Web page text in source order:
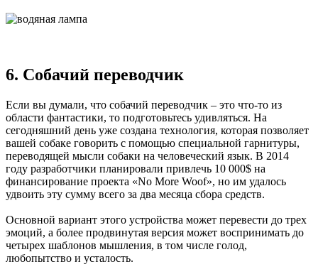
6. Собачий переводчик
Если вы думали, что собачий переводчик – это что-то из
области фантастики, то подготовьтесь удивляться. На
сегодняшний день уже создана технология, которая позволяет
вашей собаке говорить с помощью специальной гарнитуры,
переводящей мысли собаки на человеческий язык. В 2014
году разработчики планировали привлечь 10 000$ на
финансирование проекта «No More Woof», но им удалось
удвоить эту сумму всего за два месяца сбора средств.
Основной вариант этого устройства может перевести до трех
эмоций, а более продвинутая версия может воспринимать до
четырех шаблонов мышления, в том числе голод,
любопытство и усталость.